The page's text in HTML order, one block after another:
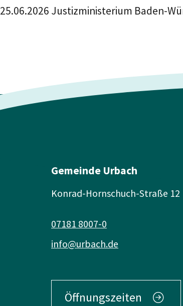
25.06.2026 Justizministerium Baden-
Gemeinde Urbach
Konrad-Hornschuch-Straße 12
info@urbach.de
07181 8007-0
Öffnungszeiten